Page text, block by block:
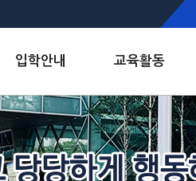
입학안내 교육활동